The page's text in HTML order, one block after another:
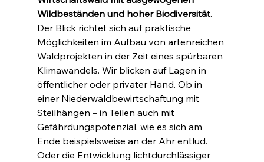
Wildbeständen und hoher Biodiversität.
Der Blick richtet sich auf praktische
Möglichkeiten im Aufbau von artenreichen
Waldprojekten in der Zeit eines spürbaren
Klimawandels. Wir blicken auf Lagen in
öffentlicher oder privater Hand. Ob in
einer Niederwaldbewirtschaftung mit
Steilhängen – in Teilen auch mit
Gefährdungspotenzial, wie es sich am
Ende beispielsweise an der Ahr entlud.
Oder die Entwicklung lichtdurchlässiger